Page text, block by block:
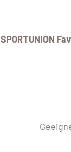
SPORTUNION